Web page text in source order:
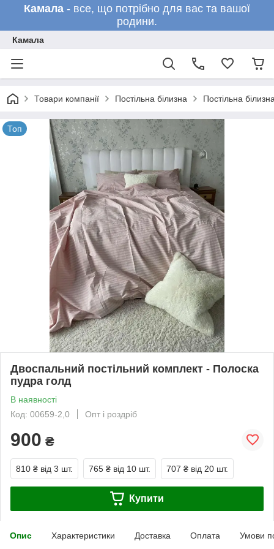
Камала - все, що потрібно для вас та вашої
родини.
Камала
Товари компанії Постільна білизна Постільна
Топ
Двоспальний постільний комплект - Полоска
пудра голд
В наявності
Код: 00659-2,0
Опт і роздріб
900 ₴
810 ₴ від 3 шт. 765 ₴ від 10 шт. 707 ₴ від 20 шт.
Купити
Опис Характеристики Доставка Оплата Умови